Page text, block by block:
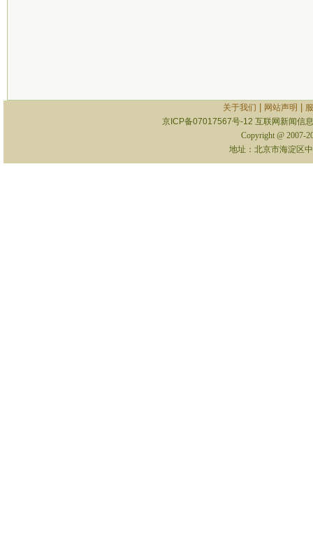
关于我们 网站声明
京ICP备07017567号-12 互联网新闻信
Copyright @ 2007-
地址：北京市海淀区